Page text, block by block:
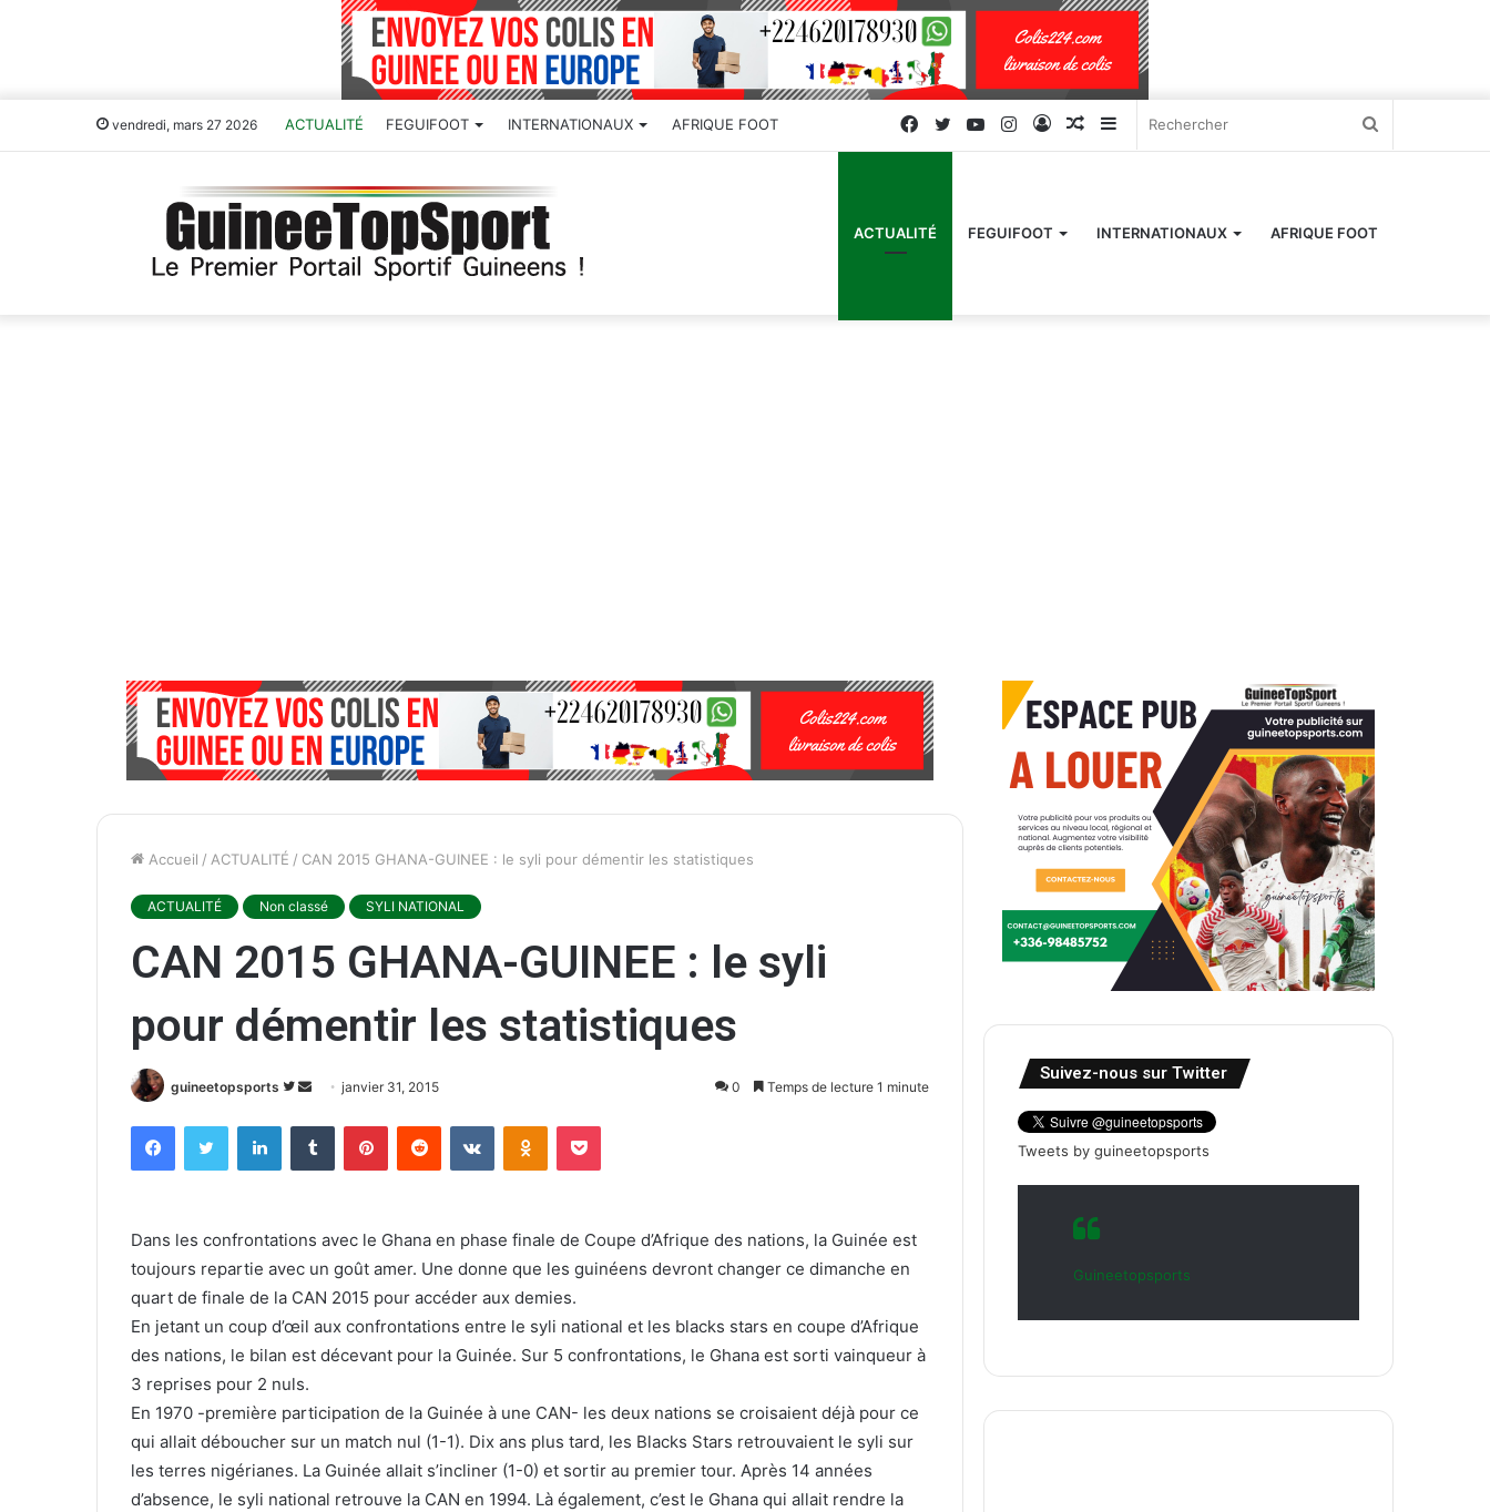
vendredi, mars 27 2026 ACTUALITÉ FEGUIFOOT INTERNATIONAUX AFRIQUE FOOT Sidebar
latérale)
Article
Connexion
Instagram
YouTube
Twitter
Facebook
ACTUALITÉ FEGUIFOOT INTERNATIONAUX AFRIQUE FOOT
Accueil / ACTUALITÉ / CAN 2015 GHANA-GUINEE : le syli pour démentir les statistiques
ACTUALITÉ Non classé SYLI NATIONAL
CAN 2015 GHANA-GUINEE : le syli
pour démentir les statistiques
guineetopsports
S
v
s
u
r
T
w
i
t
v
o
r
u
n
c
o
r
janvier 31, 2015 0 Temps de lecture 1 minute
Dans les confrontations avec le Ghana en phase finale de Coupe d’Afrique des nations, la Guinée est
toujours repartie avec un goût amer. Une donne que les guinéens devront changer ce dimanche en
quart de finale de la CAN 2015 pour accéder aux demies.
En jetant un coup d’œil aux confrontations entre le syli national et les blacks stars en coupe d’Afrique
des nations, le bilan est décevant pour la Guinée. Sur 5 confrontations, le Ghana est sorti vainqueur à
3 reprises pour 2 nuls.
En 1970 -première participation de la Guinée à une CAN- les deux nations se croisaient déjà pour ce
qui allait déboucher sur un match nul (1-1). Dix ans plus tard, les Blacks Stars retrouvaient le syli sur
les terres nigérianes. La Guinée allait s’incliner (1-0) et sortir au premier tour. Après 14 années
d’absence, le syli national retrouve la CAN en 1994. Là également, c’est le Ghana qui allait rendre la
Suivez-nous sur Twitter
Tweets by guineetopsports
Guineetopsports